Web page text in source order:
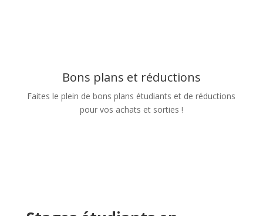
Bons plans et réductions
Faites le plein de bons plans étudiants et de réductions
pour vos achats et sorties !